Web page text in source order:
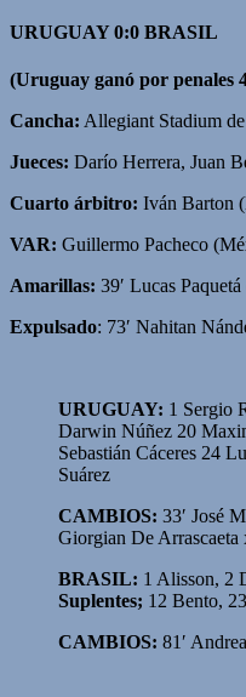
URUGUAY 0:0 BRASIL
(Uruguay ganó por penales
Cancha: Allegiant Stadium
Jueces: Darío Herrera, Juan
Cuarto árbitro: Iván Barton
VAR: Guillermo Pacheco
Amarillas: 39′ Lucas
Expulsado: 73′ Nahitan
URUGUAY: 1 Sergio
Darwin Núñez 20
Sebastián Cáceres 24
Suárez
CAMBIOS: 33′ José
Giorgian De
BRASIL: 1 Alisson, 2
Suplentes; 12 Bento,
CAMBIOS: 81′